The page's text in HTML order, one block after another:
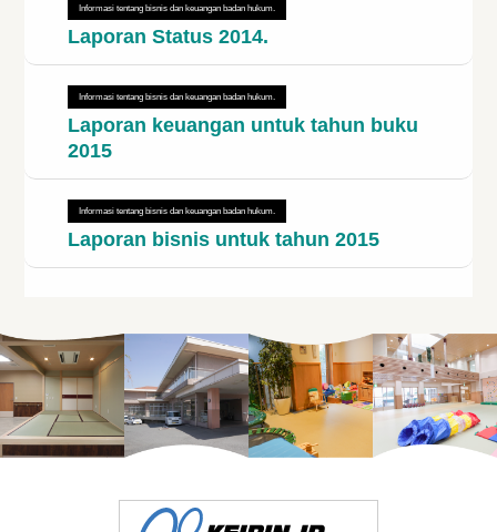
Informasi tentang bisnis dan keuangan badan hukum.
Laporan Status 2014.
Informasi tentang bisnis dan keuangan badan hukum.
Laporan keuangan untuk tahun buku
2015
Informasi tentang bisnis dan keuangan badan hukum.
Laporan bisnis untuk tahun 2015